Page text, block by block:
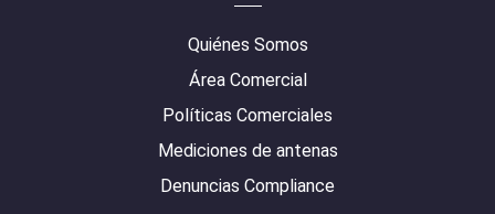
Quiénes Somos
Área Comercial
Políticas Comerciales
Mediciones de antenas
Denuncias Compliance